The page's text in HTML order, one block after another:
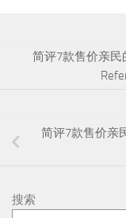
简评7款售价亲民
简评7款售价亲
搜索